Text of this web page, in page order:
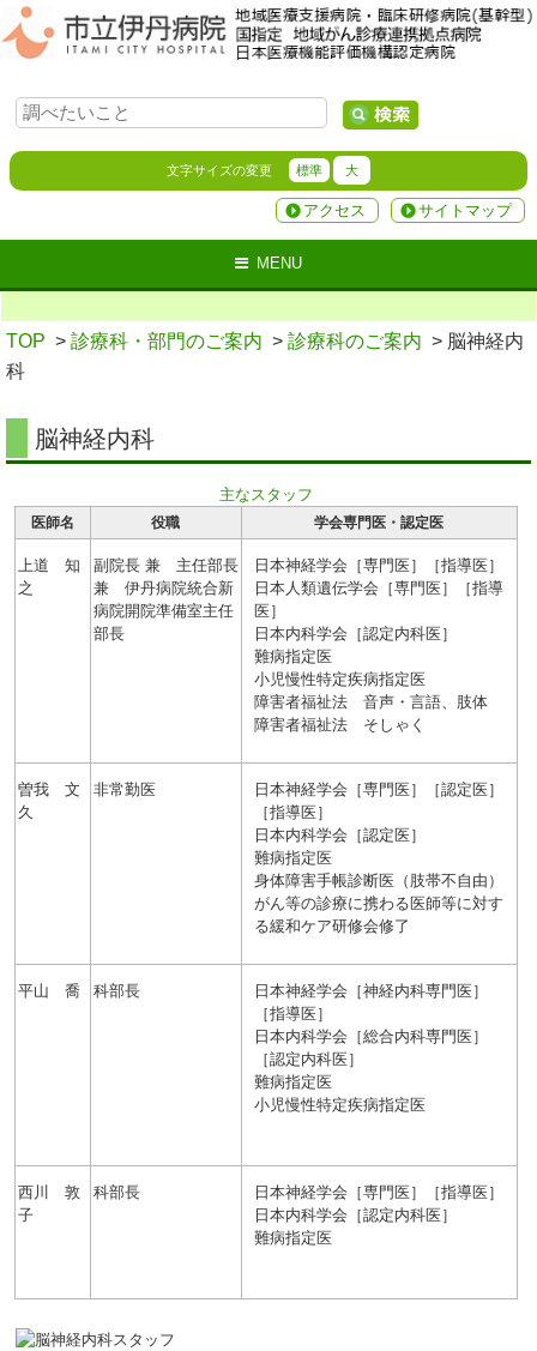
文字サイズの変更 標準 大
サイトマップ
アクセス
MENU
TOP > 診療科・部門のご案内 > 診療科のご案内 > 脳神経内
科
脳神経内科
主なスタッフ
医師名 役職 学会専門医・認定医
上道 知
之
副院長 兼 主任部長
兼 伊丹病院統合新
病院開院準備室主任
部長
日本神経学会［専門医］［指導医］
日本人類遺伝学会［専門医］［指導
医］
日本内科学会［認定内科医］
難病指定医
小児慢性特定疾病指定医
障害者福祉法 音声・言語、肢体
障害者福祉法 そしゃく
曽我 文
久
非常勤医
日本神経学会［専門医］［認定医］
［指導医］
日本内科学会［認定医］
難病指定医
身体障害手帳診断医（肢帯不自由）
がん等の診療に携わる医師等に対す
る緩和ケア研修会修了
平山 喬 科部長
日本神経学会［神経内科専門医］
［指導医］
日本内科学会［総合内科専門医］
［認定内科医］
難病指定医
小児慢性特定疾病指定医
西川 敦
子
科部長
日本神経学会［専門医］［指導医］
日本内科学会［認定内科医］
難病指定医